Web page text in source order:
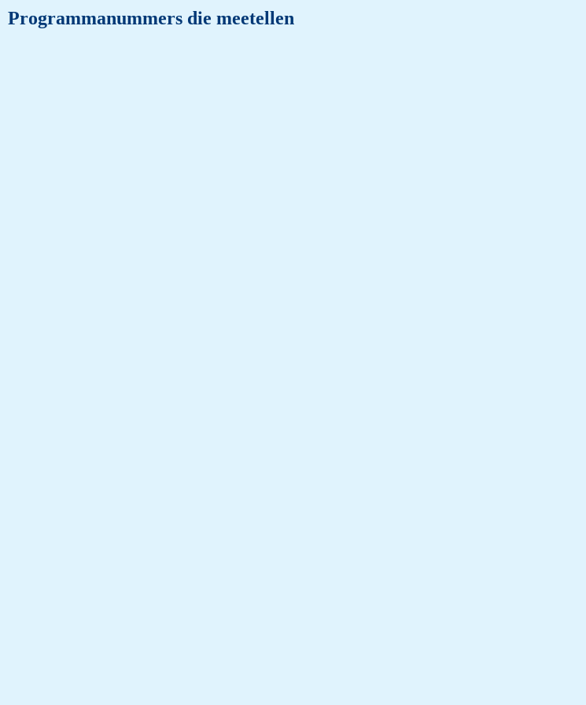
Programmanummers die meetellen